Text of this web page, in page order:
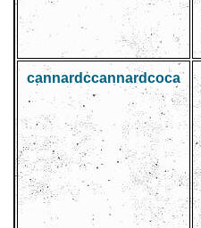
cannardccannardcoca